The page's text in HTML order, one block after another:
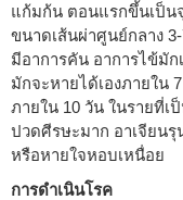
แก้มก้น ตอนแรกขึ้นเป็น
ขนาดเส้นผ่าศูนย์กลาง
มีอาการคัน อาการไข้มัก
มักจะหายได้เองภายใน
ภายใน 10 วัน ในรายที่เ
ปวดศีรษะมาก อาเจียน
หรือหายใจหอบเหนื่อย
การดำเนินโรค